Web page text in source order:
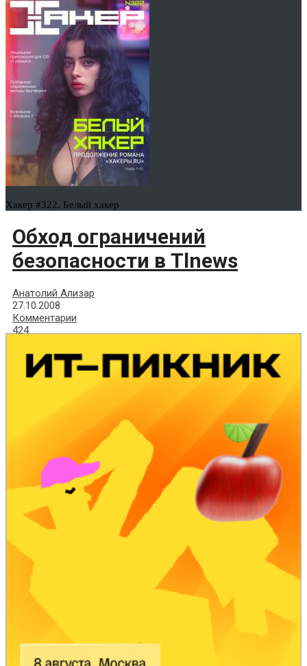
Хакер #322. Белый хакер
Обход ограничений
безопасности в Tlnews
Анатолий Ализар
27.10.2008
Комментарии
424